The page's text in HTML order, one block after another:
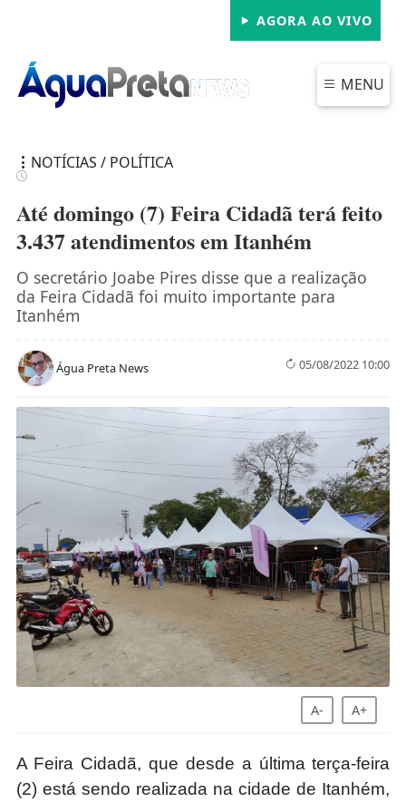
AGORA AO VIVO
MENU
FECHAR
NOTÍCIAS / POLÍTICA
Até domingo (7) Feira Cidadã terá feito
3.437 atendimentos em Itanhém
O secretário Joabe Pires disse que a realização
da Feira Cidadã foi muito importante para
Itanhém
Água Preta News 05/08/2022 10:00
A- A+
A Feira Cidadã, que desde a última terça-feira
(2) está sendo realizada na cidade de Itanhém,